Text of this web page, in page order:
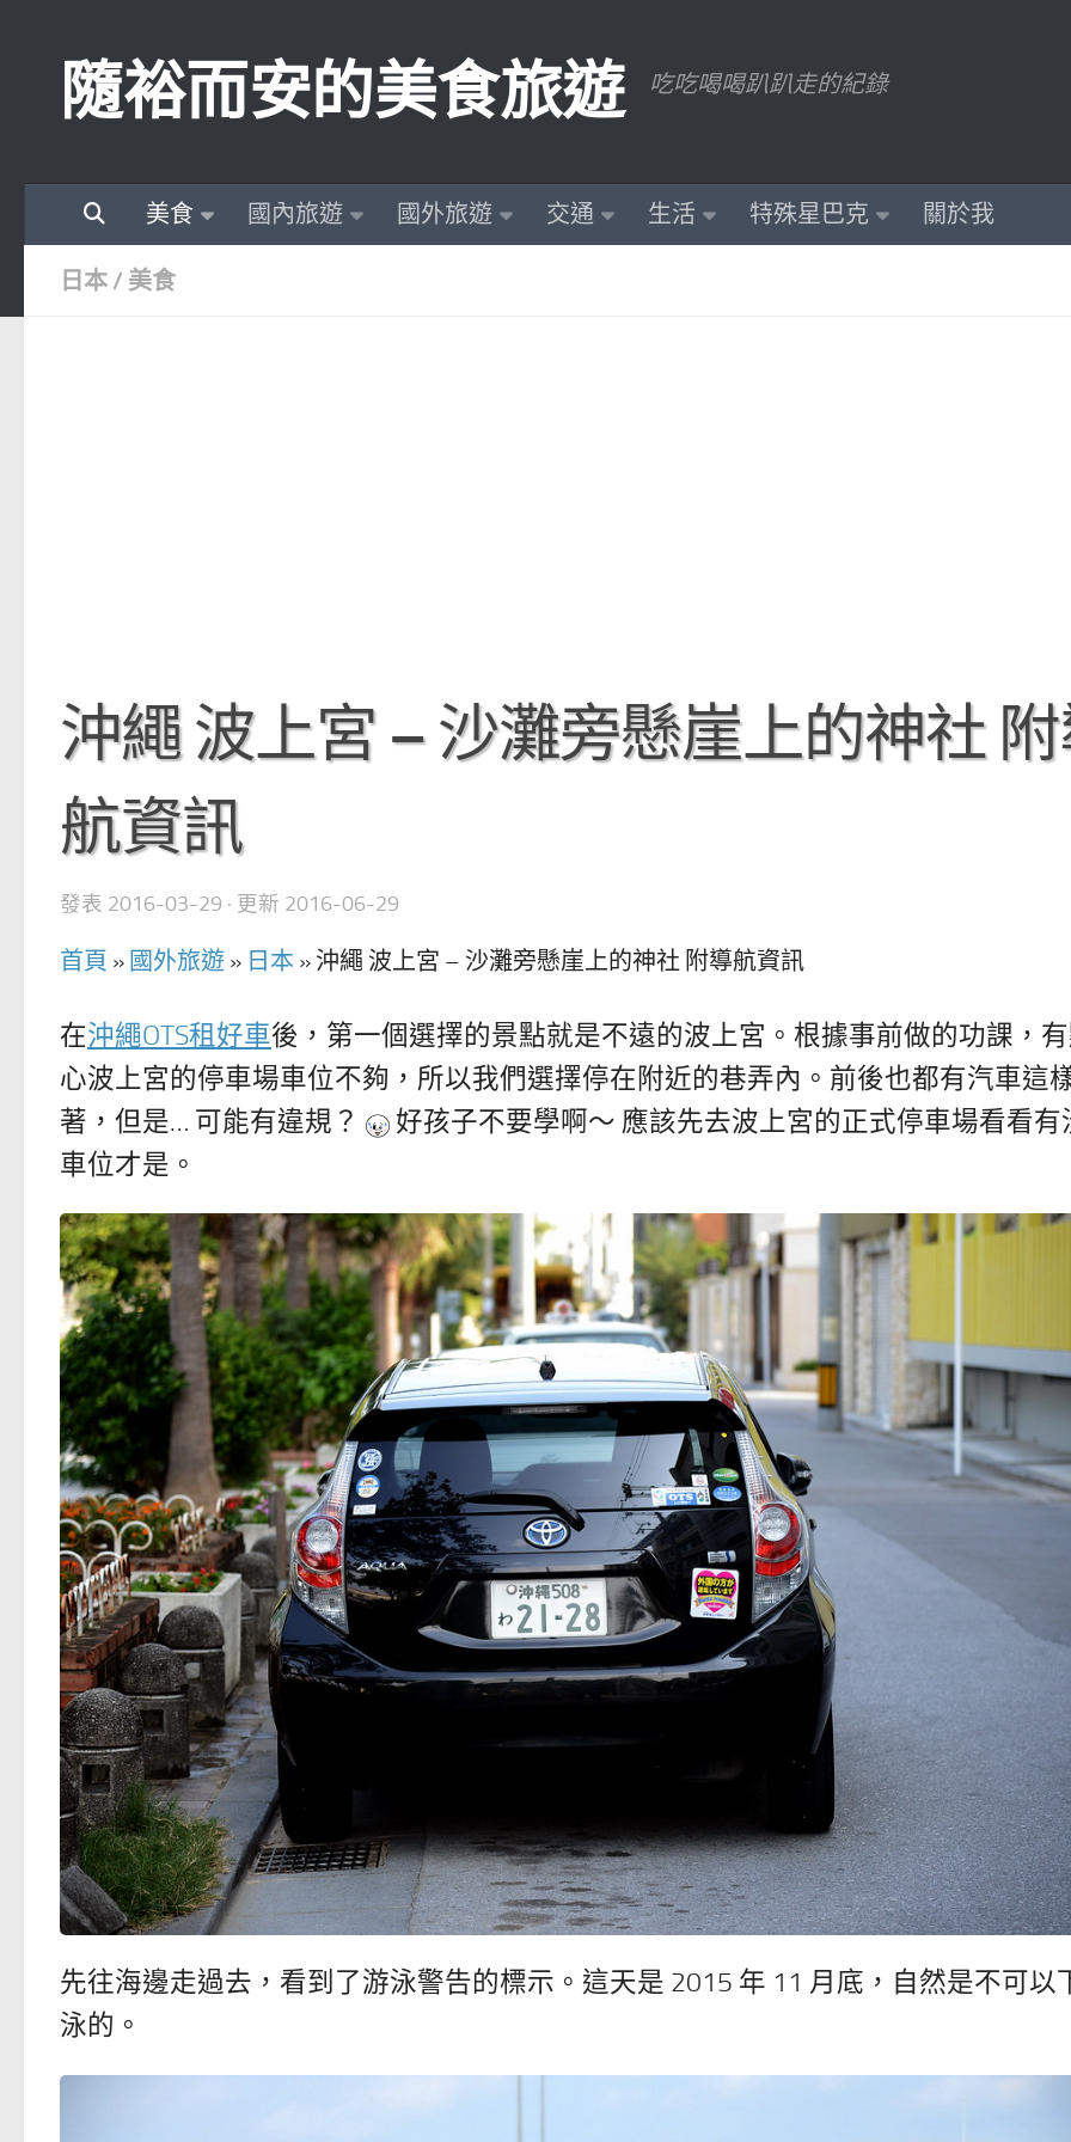
隨裕而安的美食旅遊 吃吃喝喝趴趴走的紀錄
美食 國內旅遊 國外旅遊 交通 生活 特殊星巴克 關於我
日本 / 美食
沖繩 波上宮 – 沙灘旁懸崖上的神社
航資訊
發表 2016-03-29 · 更新 2016-06-29
首頁 » 國外旅遊 » 日本 » 沖繩 波上宮 – 沙灘旁懸崖上的神社 附導航資訊
在沖繩OTS租好車後，第一個選擇的景點就是不遠的波上宮。根據事前做的功課，
心波上宮的停車場車位不夠，所以我們選擇停在附近的巷弄內。前後也都有汽車這
著，但是… 可能有違規？
好孩子不要學啊～ 應該先去波上宮的正式停車場看看有
車位才是。
先往海邊走過去，看到了游泳警告的標示。這天是 2015 年 11 月底，自然是不可以
泳的。